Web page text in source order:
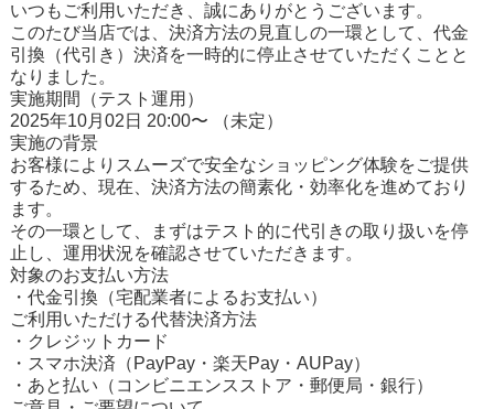
いつもご利用いただき、誠にありがとうございます。
このたび当店では、 決済方法の見直しの一環として、 代金
引換（代引き）決済を一時的に停止 させていただくことと
なりました。
実施期間（テスト運用）
2025年10月02日 20:00〜 （未定）
実施の背景
お客様によりスムーズで安全なショッピング体験をご提供
するため、現在、決済方法の簡素化・効率化を進めており
ます。
その一環として、まずはテスト的に代引きの取り扱いを停
止 し、運用状況を確認させていただきます。
対象のお支払い方法
・ 代金引換（宅配業者によるお支払い）
ご利用いただける代替決済方法
・クレジットカード
・スマホ決済（PayPay・楽天Pay・AUPay）
・あと払い（ コンビニエンスストア・郵便局・銀行）